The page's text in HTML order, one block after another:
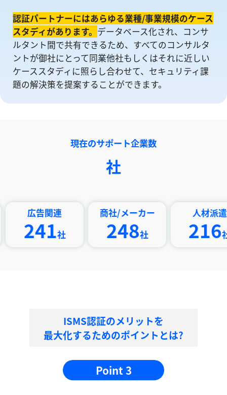
認証パートナーにはあらゆる業種/事業規模のケース
スタディがあります。 データベース化され、コンサ
ルタント間で共有できるため、すべてのコンサルタ
ントが御社にとって同業他社もしくはそれに近しい
ケーススタディに照らし合わせて、セキュリティ課
題の解決策を提案することができます。
現在のサポート企業数
社
社
商社/メーカー
社
人材派遣
社
ISMS認証のメリットを
最大化するためのポイントとは?
Point 3